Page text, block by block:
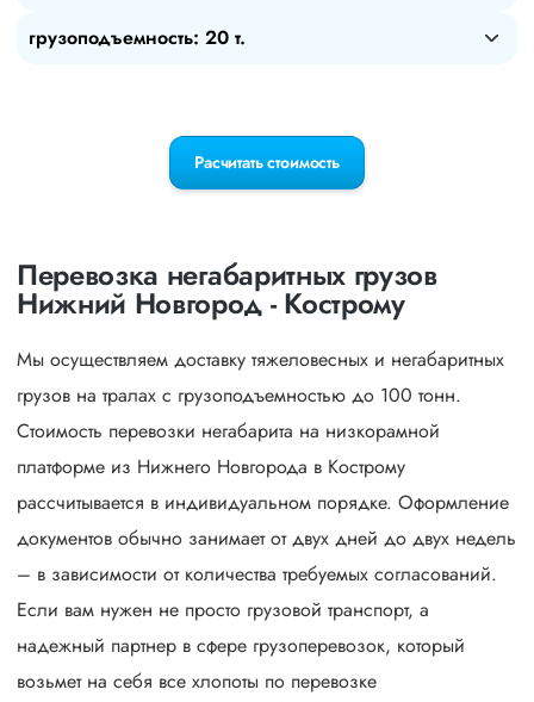
грузоподъемность: 20 т.
Расчитать стоимость
Перевозка негабаритных грузов
Нижний Новгород - Кострому
Мы осуществляем доставку тяжеловесных и негабаритных
грузов на тралах с грузоподъемностью до 100 тонн.
Стоимость перевозки негабарита на низкорамной
платформе из Нижнего Новгорода в Кострому
рассчитывается в индивидуальном порядке. Оформление
документов обычно занимает от двух дней до двух недель
– в зависимости от количества требуемых согласований.
Если вам нужен не просто грузовой транспорт, а
надежный партнер в сфере грузоперевозок, который
возьмет на себя все хлопоты по перевозке